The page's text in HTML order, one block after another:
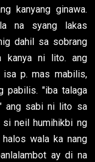
kanyang ginawa.
na syang lakas
dahil sa sobrang
kanya ni lito. ang
isa p. mas mabilis,
pabilis. "iba talaga
ang sabi ni lito sa
neil humihikbi ng
wala ka nang
ay di na